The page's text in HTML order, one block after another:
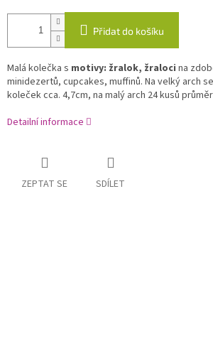
Přidat do košíku
Malá kolečka s motivy: žralok, žraloci na
minidezertů, cupcakes, muffinů. Na velký arch
koleček cca. 4,7cm, na malý arch 24 kusů
Detailní informace
ZEPTAT SE SDÍLET